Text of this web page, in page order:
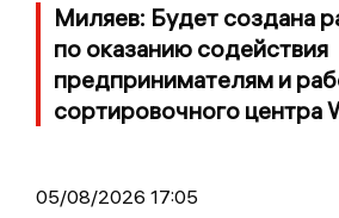
Миляев: Будет создана
по оказанию содействия
предпринимателям и
сортировочного центра
05/08/2026 17:05